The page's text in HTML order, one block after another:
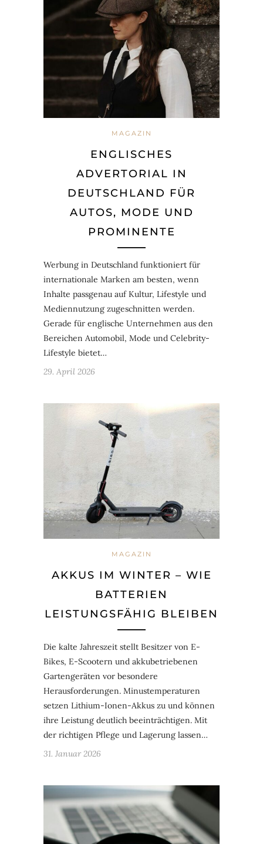
MAGAZIN
ENGLISCHES
ADVERTORIAL IN
DEUTSCHLAND FÜR
AUTOS, MODE UND
PROMINENTE
Werbung in Deutschland funktioniert für
internationale Marken am besten, wenn
Inhalte passgenau auf Kultur, Lifestyle und
Mediennutzung zugeschnitten werden.
Gerade für englische Unternehmen aus den
Bereichen Automobil, Mode und Celebrity-
Lifestyle bietet…
29. April 2026
MAGAZIN
AKKUS IM WINTER – WIE
BATTERIEN
LEISTUNGSFÄHIG BLEIBEN
Die kalte Jahreszeit stellt Besitzer von E-
Bikes, E-Scootern und akkubetriebenen
Gartengeräten vor besondere
Herausforderungen. Minustemperaturen
setzen Lithium-Ionen-Akkus zu und können
ihre Leistung deutlich beeinträchtigen. Mit
der richtigen Pflege und Lagerung lassen…
31. Januar 2026